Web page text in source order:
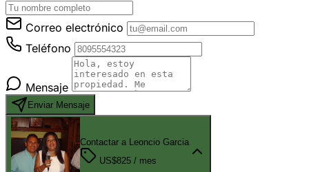
Correo electrónico
Teléfono
Mensaje
Enviar Mensaje
Contactar a Leoncio Garcia
US$825 / mes